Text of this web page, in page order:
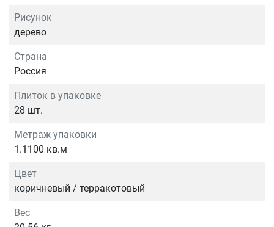
Рисунок
дерево
Страна
Россия
Плиток в упаковке
28 шт.
Метраж упаковки
1.1100 кв.м
Цвет
коричневый / терракотовый
Вес